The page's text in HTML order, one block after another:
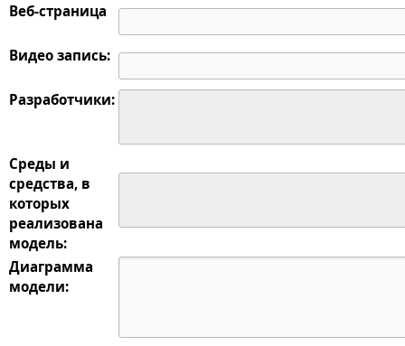
Веб-страница
Видео запись:
Разработчики:
Среды и
средства, в
которых
реализована
модель:
Диаграмма
модели: